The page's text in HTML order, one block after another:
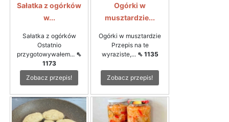
Sałatka z ogórków
w...
Sałatka z ogórków
Ostatnio
przygotowywałem... ⇖
1173
Zobacz przepis!
Ogórki w
musztardzie...
Ogórki w musztardzie
Przepis na te
wyraziste,... ⇖ 1135
Zobacz przepis!